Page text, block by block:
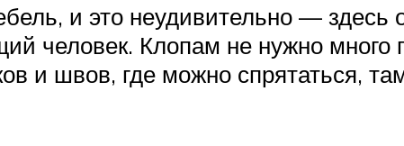
и это неудивительно — здесь
человек. Клопам не нужно много
и швов, где можно спрятаться,